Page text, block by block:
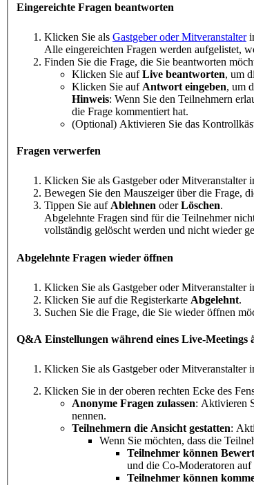
Eingereichte Fragen beantworten
Klicken Sie als Gastgeber oder Mitveranstalter
Alle eingereichten Fragen werden aufgelistet,
Finden Sie die Frage, die Sie beantworten
Klicken Sie aufLive beantworten, um
Klicken Sie auf Antwort eingeben, um
Hinweis: Wenn Sie den Teilnehmern
die Frage kommentiert hat.
(Optional) Aktivieren Sie das
Fragen verwerfen
Klicken Sie als Gastgeber oder Mitveranstalter
Bewegen Sie den Mauszeiger über die Frage,
Tippen Sie aufAblehnen oderLöschen.
Abgelehnte Fragen sind für die Teilnehmer
vollständig gelöscht werden und nicht wieder
Abgelehnte Fragen wieder öffnen
Klicken Sie als Gastgeber oder Mitveranstalter
Klicken Sie auf die Registerkarte Abgelehnt.
Suchen Sie die Frage, die Sie wieder öffnen
Q&A Einstellungen während eines Live-Meetings
Klicken Sie als Gastgeber oder Mitveranstalter
Klicken Sie in der oberen rechten Ecke des
Anonyme Fragen zulassen: Aktivieren
nennen.
Teilnehmern die Ansicht gestatten:
Wenn Sie möchten, dass die
Teilnehmer können
und die Co-Moderatoren
Teilnehmer können